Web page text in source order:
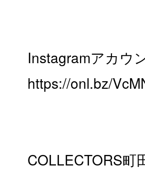
Instagramアカウ
https://onl.bz/
COLLECTORS町